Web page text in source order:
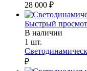
28 000 ₽
Быстрый
В наличии
1 шт.
₽